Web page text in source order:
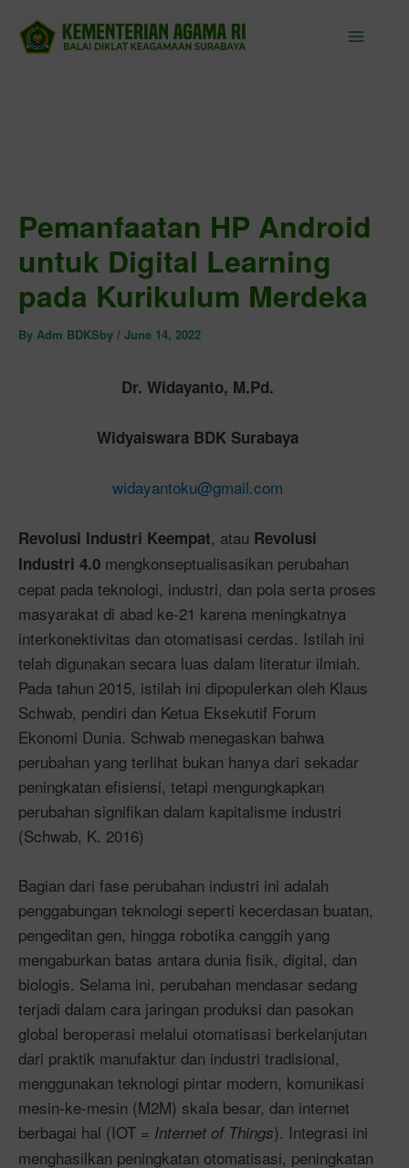
content
Pemanfaatan HP Android
untuk Digital Learning
pada Kurikulum Merdeka
By Adm BDKSby / June 14, 2022
Dr. Widayanto, M.Pd.
Widyaiswara BDK Surabaya
widayantoku@gmail.com
Revolusi Industri Keempat, atau Revolusi
Industri 4.0 mengkonseptualisasikan perubahan
cepat pada teknologi, industri, dan pola serta proses
masyarakat di abad ke-21 karena meningkatnya
interkonektivitas dan otomatisasi cerdas. Istilah ini
telah digunakan secara luas dalam literatur ilmiah.
Pada tahun 2015, istilah ini dipopulerkan oleh Klaus
Schwab, pendiri dan Ketua Eksekutif Forum
Ekonomi Dunia. Schwab menegaskan bahwa
perubahan yang terlihat bukan hanya dari sekadar
peningkatan efisiensi, tetapi mengungkapkan
perubahan signifikan dalam kapitalisme industri
(Schwab, K. 2016)
Bagian dari fase perubahan industri ini adalah
penggabungan teknologi seperti kecerdasan buatan,
pengeditan gen, hingga robotika canggih yang
mengaburkan batas antara dunia fisik, digital, dan
biologis. Selama ini, perubahan mendasar sedang
terjadi dalam cara jaringan produksi dan pasokan
global beroperasi melalui otomatisasi berkelanjutan
dari praktik manufaktur dan industri tradisional,
menggunakan teknologi pintar modern, komunikasi
mesin-ke-mesin (M2M) skala besar, dan internet
berbagai hal (IOT = Internet of Things). Integrasi ini
menghasilkan peningkatan otomatisasi, peningkatan